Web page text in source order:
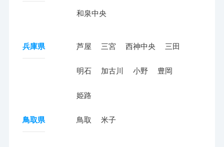
和泉中央
兵庫県 芦屋 三宮 西神中央 三田
明石 加古川 小野 豊岡
姫路
鳥取県 鳥取 米子